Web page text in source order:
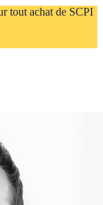
tout achat de SCPI